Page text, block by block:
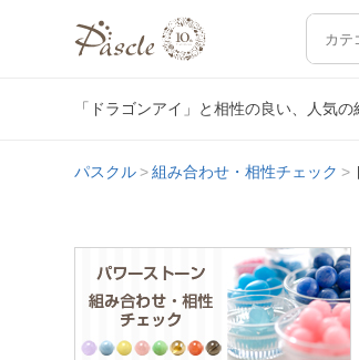
「ドラゴンアイ」と相性の良い、人気
パスクル 組み合わせ・相性チェック